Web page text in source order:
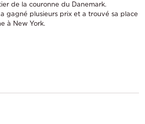
de la couronne du Danemark.
gagné plusieurs prix et a trouvé sa place
à New York.